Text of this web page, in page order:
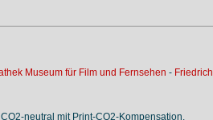
Museum für Film und Fernsehen - Friedrich
neutral mit Print-CO2-Kompensation.